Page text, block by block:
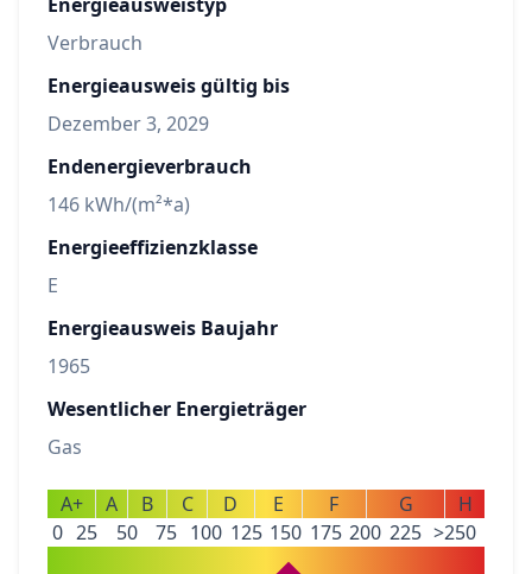
Verbrauch
Energieausweis gültig bis
Dezember 3, 2029
Endenergieverbrauch
146 kWh/(m²*a)
Energieeffizienzklasse
E
Energieausweis Baujahr
1965
Wesentlicher Energieträger
Gas
A+ A B C D E F G
H
0 25 50 75 100 125 150 175 200 225 >250